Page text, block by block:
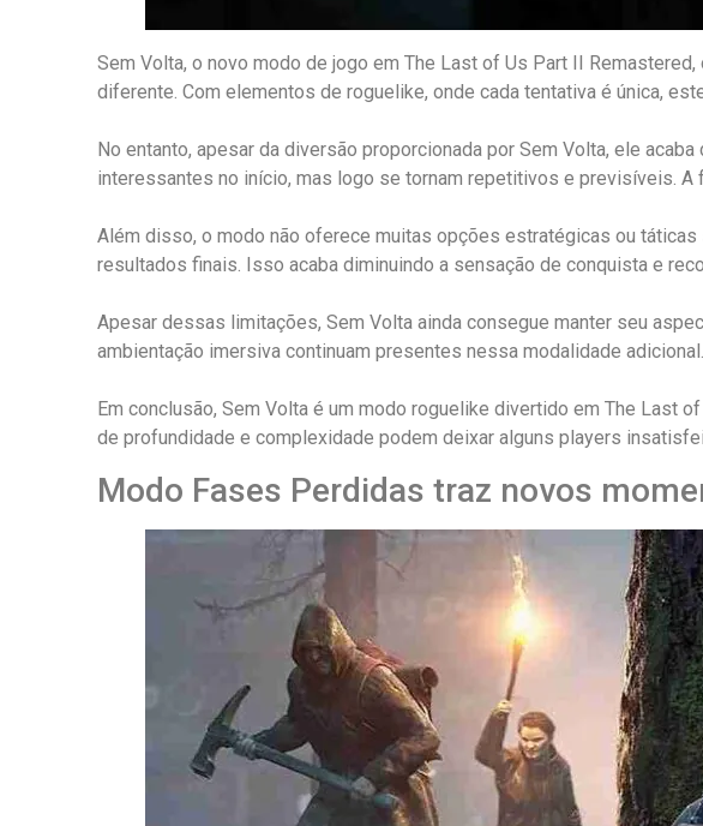
Sem Volta, o novo modo de jogo em The Last of Us Part II
diferente. Com elementos de roguelike, onde cada tentativa é única,
No entanto, apesar da diversão proporcionada por Sem Volta, ele
interessantes no início, mas logo se tornam repetitivos e previsíveis.
Além disso, o modo não oferece muitas opções estratégicas ou
resultados finais. Isso acaba diminuindo a sensação de conquista e
Apesar dessas limitações, Sem Volta ainda consegue manter seu
ambientação imersiva continuam presentes nessa modalidade adicional.
Em conclusão, Sem Volta é um modo roguelike divertido em The Last
de profundidade e complexidade podem deixar alguns players
Modo Fases Perdidas traz novos